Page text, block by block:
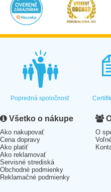
Popredná spoločnosť
Všetko o nákupe
Ako nakupovať
Cena dopravy
Ako platiť
Ako reklamovať
Servisné strediská
Obchodné podmienky
Reklamačné podmienky
O